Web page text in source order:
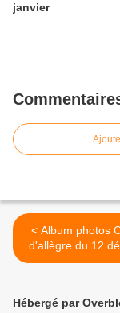
janvier
< Album photos Château
d'allègre du 12
2021
Hébergé par